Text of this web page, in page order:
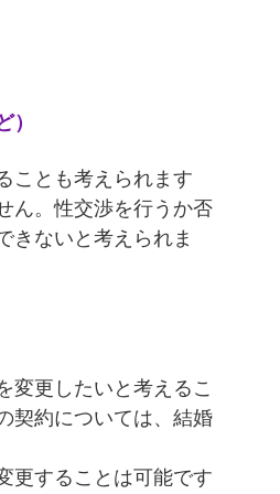
）
ことも考えられます
ん。性交渉を行うか否
きないと考えられま
変更したいと考えるこ
契約については、結婚
更することは可能です